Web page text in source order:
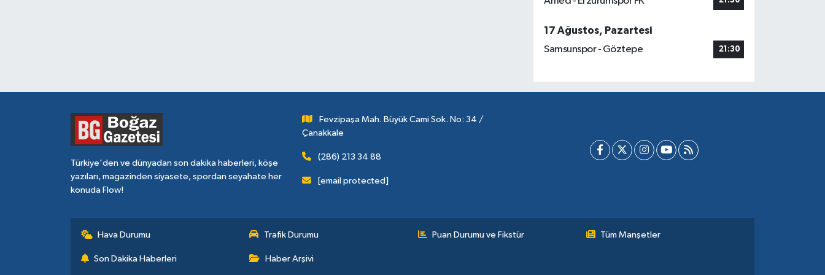
17 Ağustos, Pazartesi
Samsunspor - Göztepe
21:30
Türkiye'den ve dünyadan son dakika haberleri, köşe
yazıları, magazinden siyasete, spordan seyahate her
konuda Flow!
Fevzipaşa Mah. Büyük Cami Sok. No: 34 /
Çanakkale
(286) 213 34 88
[email protected]
Hava Durumu Trafik Durumu Puan Durumu ve Fikstür Tüm Manşetler
Son Dakika Haberleri Haber Arşivi